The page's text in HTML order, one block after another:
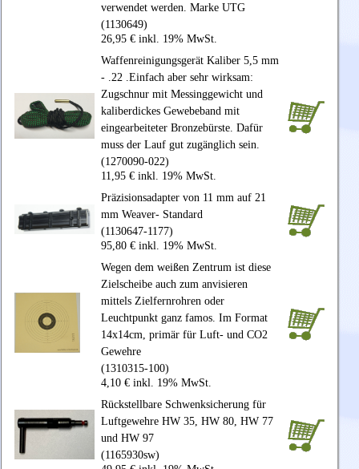
verwendet werden. Marke UTG
(1130649)
26,95 € inkl. 19% MwSt.
Waffenreinigungsgerät Kaliber 5,5 mm
- .22 .Einfach aber sehr wirksam:
Zugschnur mit Messinggewicht und
kaliberdickes Gewebeband mit
eingearbeiteter Bronzebürste. Dafür
muss der Lauf gut zugänglich sein.
(1270090-022)
11,95 € inkl. 19% MwSt.
Präzisionsadapter von 11 mm auf 21
mm Weaver- Standard
(1130647-1177)
95,80 € inkl. 19% MwSt.
Wegen dem weißen Zentrum ist diese
Zielscheibe auch zum anvisieren
mittels Zielfernrohren oder
Leuchtpunkt ganz famos. Im Format
14x14cm, primär für Luft- und CO2
Gewehre
(1310315-100)
4,10 € inkl. 19% MwSt.
Rückstellbare Schwenksicherung für
Luftgewehre HW 35, HW 80, HW 77
und HW 97
(1165930sw)